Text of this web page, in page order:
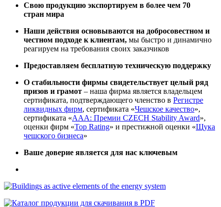
Свою продукцию экспортируем в более чем 70
стран мира
Наши действия основываются на добросовестном и
честном подходе к клиентам, мы быстро и динамично
реагируем на требования своих заказчиков
Предоставляем бесплатную техническую поддержку
О стабильности фирмы свидетельствует целый ряд
призов и грамот – наша фирма является владельцем
сертификата, подтверждающего членство в Регистре
ликвидных фирм, сертификата «Чешское качество»,
сертификата «AAA: Премии CZECH Stability Award»,
оценки фирм «Top Rating» и престижной оценки «Щука
чешского бизнеса»
Ваше доверие является для нас ключевым